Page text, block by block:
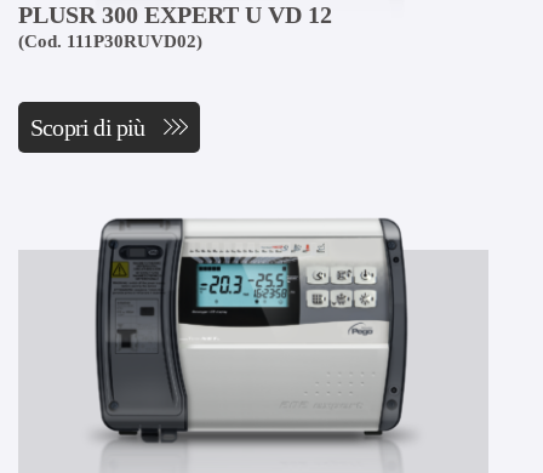
PLUSR 300 EXPERT U VD 12
(Cod. 111P30RUVD02)
Scopri di più